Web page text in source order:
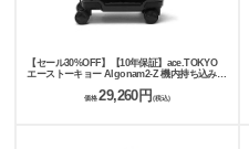
【セール30%OFF】【10年保証】ace.TOKYO
エーストーキョー Algonam2-Z 機内持ち込み対
価格 29,260円 (税込)